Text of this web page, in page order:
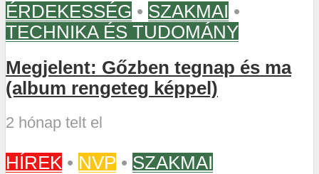
ÉRDEKESSÉG • SZAKMAI •
TECHNIKA ÉS TUDOMÁNY
Megjelent: Gőzben tegnap és ma
(album rengeteg képpel)
2 hónap telt el
HÍREK • NVP • SZAKMAI